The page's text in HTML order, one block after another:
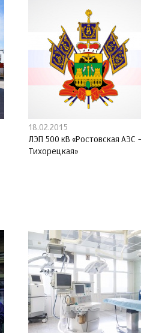
18.02.2015
ЛЭП 500 кВ «Ростовская АЭС
Тихорецкая»